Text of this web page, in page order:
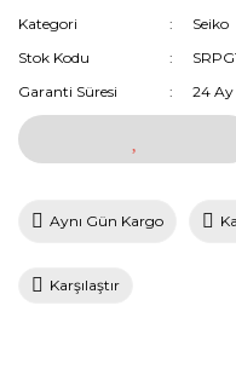
Kategori
Seiko
Stok Kodu
Garanti Süresi
24 Ay
Aynı Gün Kargo
Karşılaştır